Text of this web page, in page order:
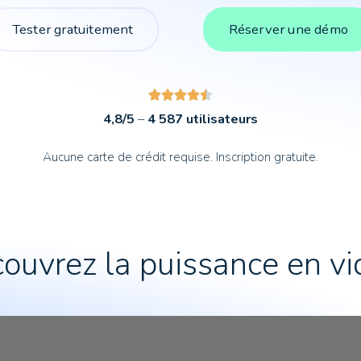
Tester gratuitement Réserver une démo
4,8/5 – 4 587 utilisateurs
Aucune carte de crédit requise. Inscription gratuite.
la puissance en